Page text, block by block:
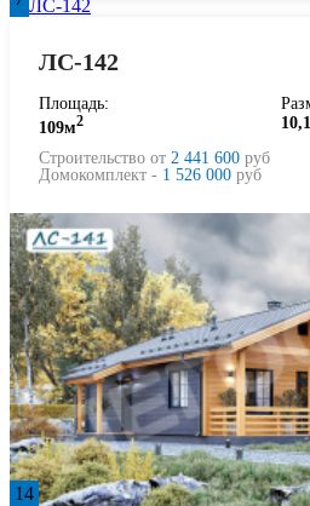
ЛС-142
Площадь:
109м2
Строительство от 2 441 600 руб
Домокомплект - 1 526 000 руб
14